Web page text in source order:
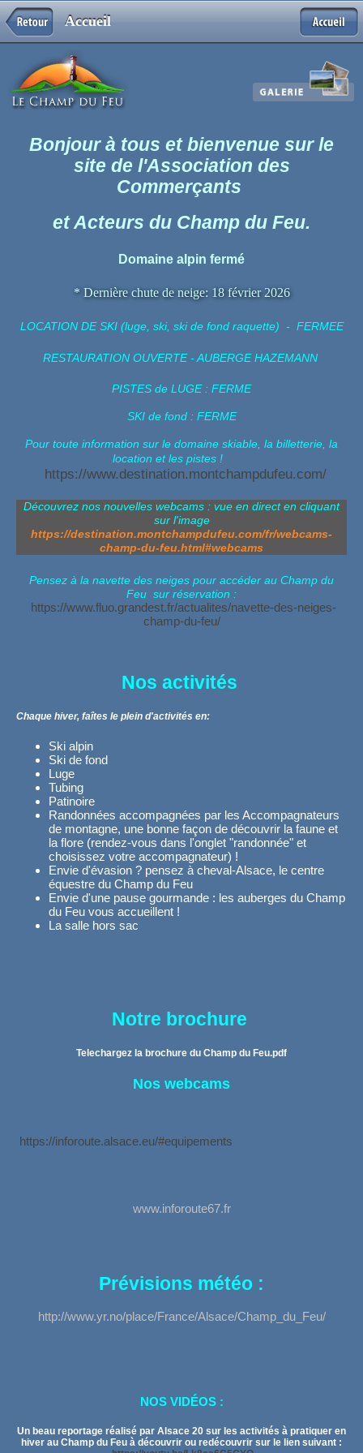
Accueil
Bonjour à tous et bienvenue sur le
site de l'Association des
Commerçants
et Acteurs du Champ du Feu.
Domaine alpin fermé
* Dernière chute de neige: 18 février 2026
LOCATION DE SKI (luge, ski, ski de fond raquette) - FERMEE
RESTAURATION OUVERTE - AUBERGE HAZEMANN
PISTES de LUGE : FERME
SKI de fond : FERME
Pour toute information sur le domaine skiable, la billetterie, la
location et les pistes !
https://www.destination.montchampdufeu.com/
Découvrez nos nouvelles webcams : vue en direct en cliquant
sur l'image
https://destination.montchampdufeu.com/fr/webcams-
champ-du-feu.html#webcams
Pensez à la navette des neiges pour accéder au Champ du
Feu sur réservation :
https://www.fluo.grandest.fr/actualites/navette-des-neiges-
champ-du-feu/
Nos activités
Chaque hiver, faîtes le plein d'activités en:
Ski alpin
Ski de fond
Luge
Tubing
Patinoire
Randonnées accompagnées par les Accompagnateurs
de montagne, une bonne façon de découvrir la faune et
la flore (rendez-vous dans l'onglet "randonnée" et
choisissez votre accompagnateur) !
Envie d'évasion ? pensez à cheval-Alsace, le centre
équestre du Champ du Feu
Envie d'une pause gourmande : les auberges du Champ
du Feu vous accueillent !
La salle hors sac
Notre brochure
Telechargez la brochure du Champ du Feu.pdf
Nos webcams
https://inforoute.alsace.eu/#equipements
www.inforoute67.fr
Prévisions météo :
http://www.yr.no/place/France/Alsace/Champ_du_Feu/
NOS VIDÉOS :
Un beau reportage réalisé par Alsace 20 sur les activités à pratiquer en
hiver au Champ du Feu à découvrir ou redécouvrir sur le lien suivant :